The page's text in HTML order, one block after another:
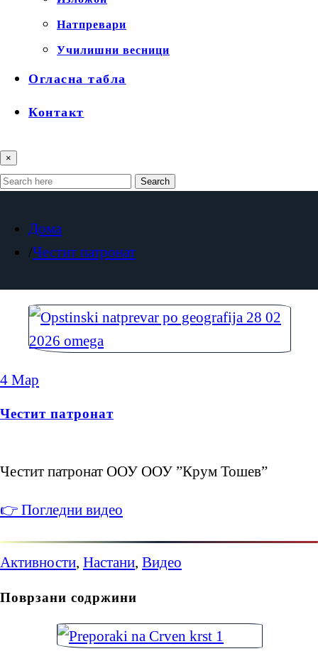
Натпревари
Училишни весници
Огласна табла
Контакт
×
Search
Дома
Честит патронат
4 Мар
Честит патронат
Честит патронат ООУ ООУ ”Крум Тошев”
👉 Погледни видео
Активности, Настани, Видео
Поврзани содржини